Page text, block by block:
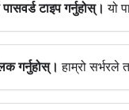
टाइप गर्नुहोस्। यो
गर्नुहोस्। हाम्रो सर्भरले